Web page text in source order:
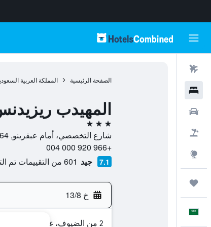
الصفحة الرئيسية المملكة العربية
المهيدب ريزيدنس
3 نجوم
شارع التخصصي، أمام عبقرينو, 11564, الرياض, منطقة الرياض, المملكة العربية السعودية
+966 920 000 004
7.1 جيد 601 من التقييمات تم التحقق منها
خ 13/8
2 من الضيوف، غرفة واحدة